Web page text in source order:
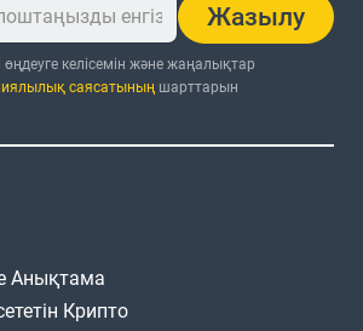
Жазылу
өңдеуге келісемін және жаңалықтар
саясатының шарттарын
Анықтама
Крипто